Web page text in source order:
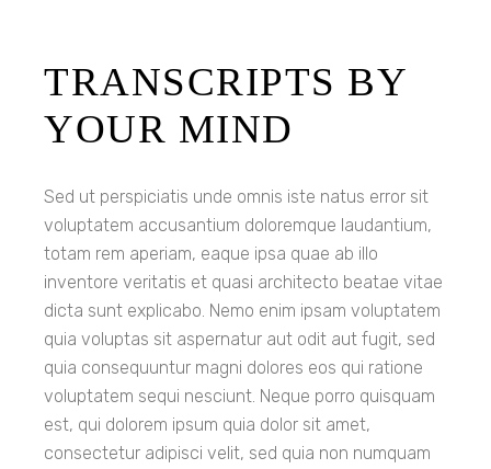
TRANSCRIPTS BY
YOUR MIND
Sed ut perspiciatis unde omnis iste natus error sit
voluptatem accusantium doloremque laudantium,
totam rem aperiam, eaque ipsa quae ab illo
inventore veritatis et quasi architecto beatae vitae
dicta sunt explicabo. Nemo enim ipsam voluptatem
quia voluptas sit aspernatur aut odit aut fugit, sed
quia consequuntur magni dolores eos qui ratione
voluptatem sequi nesciunt. Neque porro quisquam
est, qui dolorem ipsum quia dolor sit amet,
consectetur adipisci velit, sed quia non numquam